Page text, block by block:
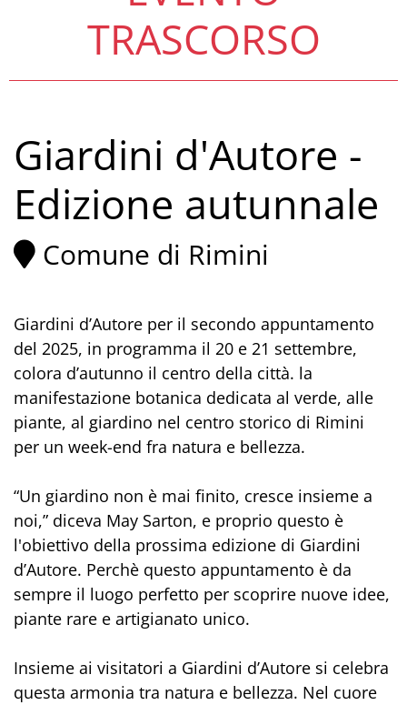
TRASCORSO
Giardini d'Autore -
Edizione autunnale
Comune di Rimini
Giardini d’Autore per il secondo appuntamento
del 2025, in programma il 20 e 21 settembre,
colora d’autunno il centro della città. la
manifestazione botanica dedicata al verde, alle
piante, al giardino nel centro storico di Rimini
per un week-end fra natura e bellezza.
“Un giardino non è mai finito, cresce insieme a
noi,” diceva May Sarton, e proprio questo è
l'obiettivo della prossima edizione di Giardini
d’Autore. Perchè questo appuntamento è da
sempre il luogo perfetto per scoprire nuove idee,
piante rare e artigianato unico.
Insieme ai visitatori a Giardini d’Autore si celebra
questa armonia tra natura e bellezza. Nel cuore